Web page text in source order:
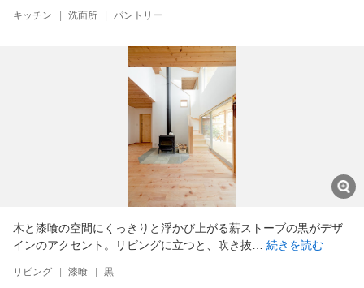
キッチン 洗面所 パントリー
木と漆喰の空間にくっきりと浮かび上がる薪ストーブの黒がデザ
インのアクセント。リビングに立つと、吹き抜… 続きを読む
リビング 漆喰 黒